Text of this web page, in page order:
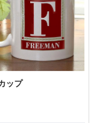
ップ